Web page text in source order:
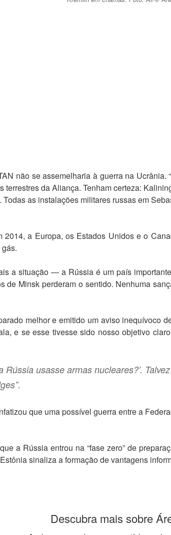
não se assemelharia à guerra na
terrestres da Aliança. Tenham certeza:
as instalações militares russas em
a Europa, os Estados Unidos e o
a situação — a Rússia é um país
de Minsk perderam o sentido. Nenhuma
melhor e emitido um aviso inequívoco
e se esse tivesse sido nosso objetivo
Rússia usasse armas nucleares?’.
que uma possível guerra entre a
a Rússia entrou na “fase zero” de
sinaliza a formação de vantagens
Descubra mais sobre